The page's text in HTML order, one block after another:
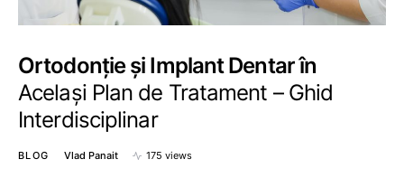
Ortodonție și Implant Dentar în
Același Plan de Tratament – Ghid
Interdisciplinar
BLOG Vlad Panait 175 views